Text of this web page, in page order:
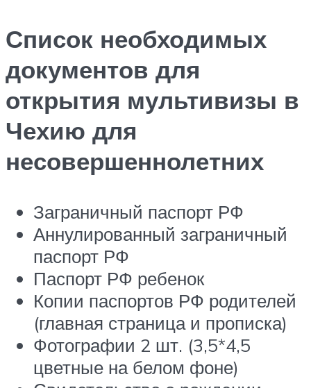
Список необходимых
документов для
открытия мультивизы в
Чехию для
несовершеннолетних
Заграничный паспорт РФ
Аннулированный заграничный
паспорт РФ
Паспорт РФ ребенок
Копии паспортов РФ родителей
(главная страница и прописка)
Фотографии 2 шт. (3,5*4,5
цветные на белом фоне)